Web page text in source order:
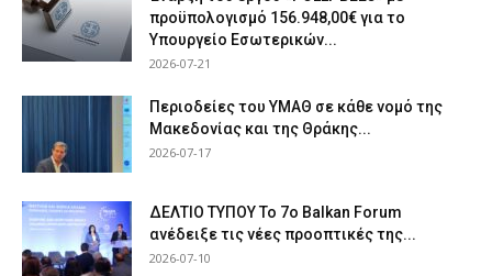
προϋπολογισμό 156.948,00€ για το
Υπουργείο Εσωτερικών...
2026-07-21
Περιοδείες του ΥΜΑΘ σε κάθε νομό της
Μακεδονίας και της Θράκης...
2026-07-17
ΔΕΛΤΙΟ ΤΥΠΟΥ Το 7ο Balkan Forum
ανέδειξε τις νέες προοπτικές της...
2026-07-10